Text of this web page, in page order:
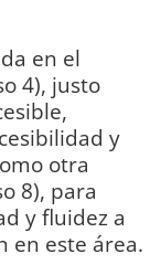
en el
4), justo
y
otra
8), para
y fluidez a
en este área.